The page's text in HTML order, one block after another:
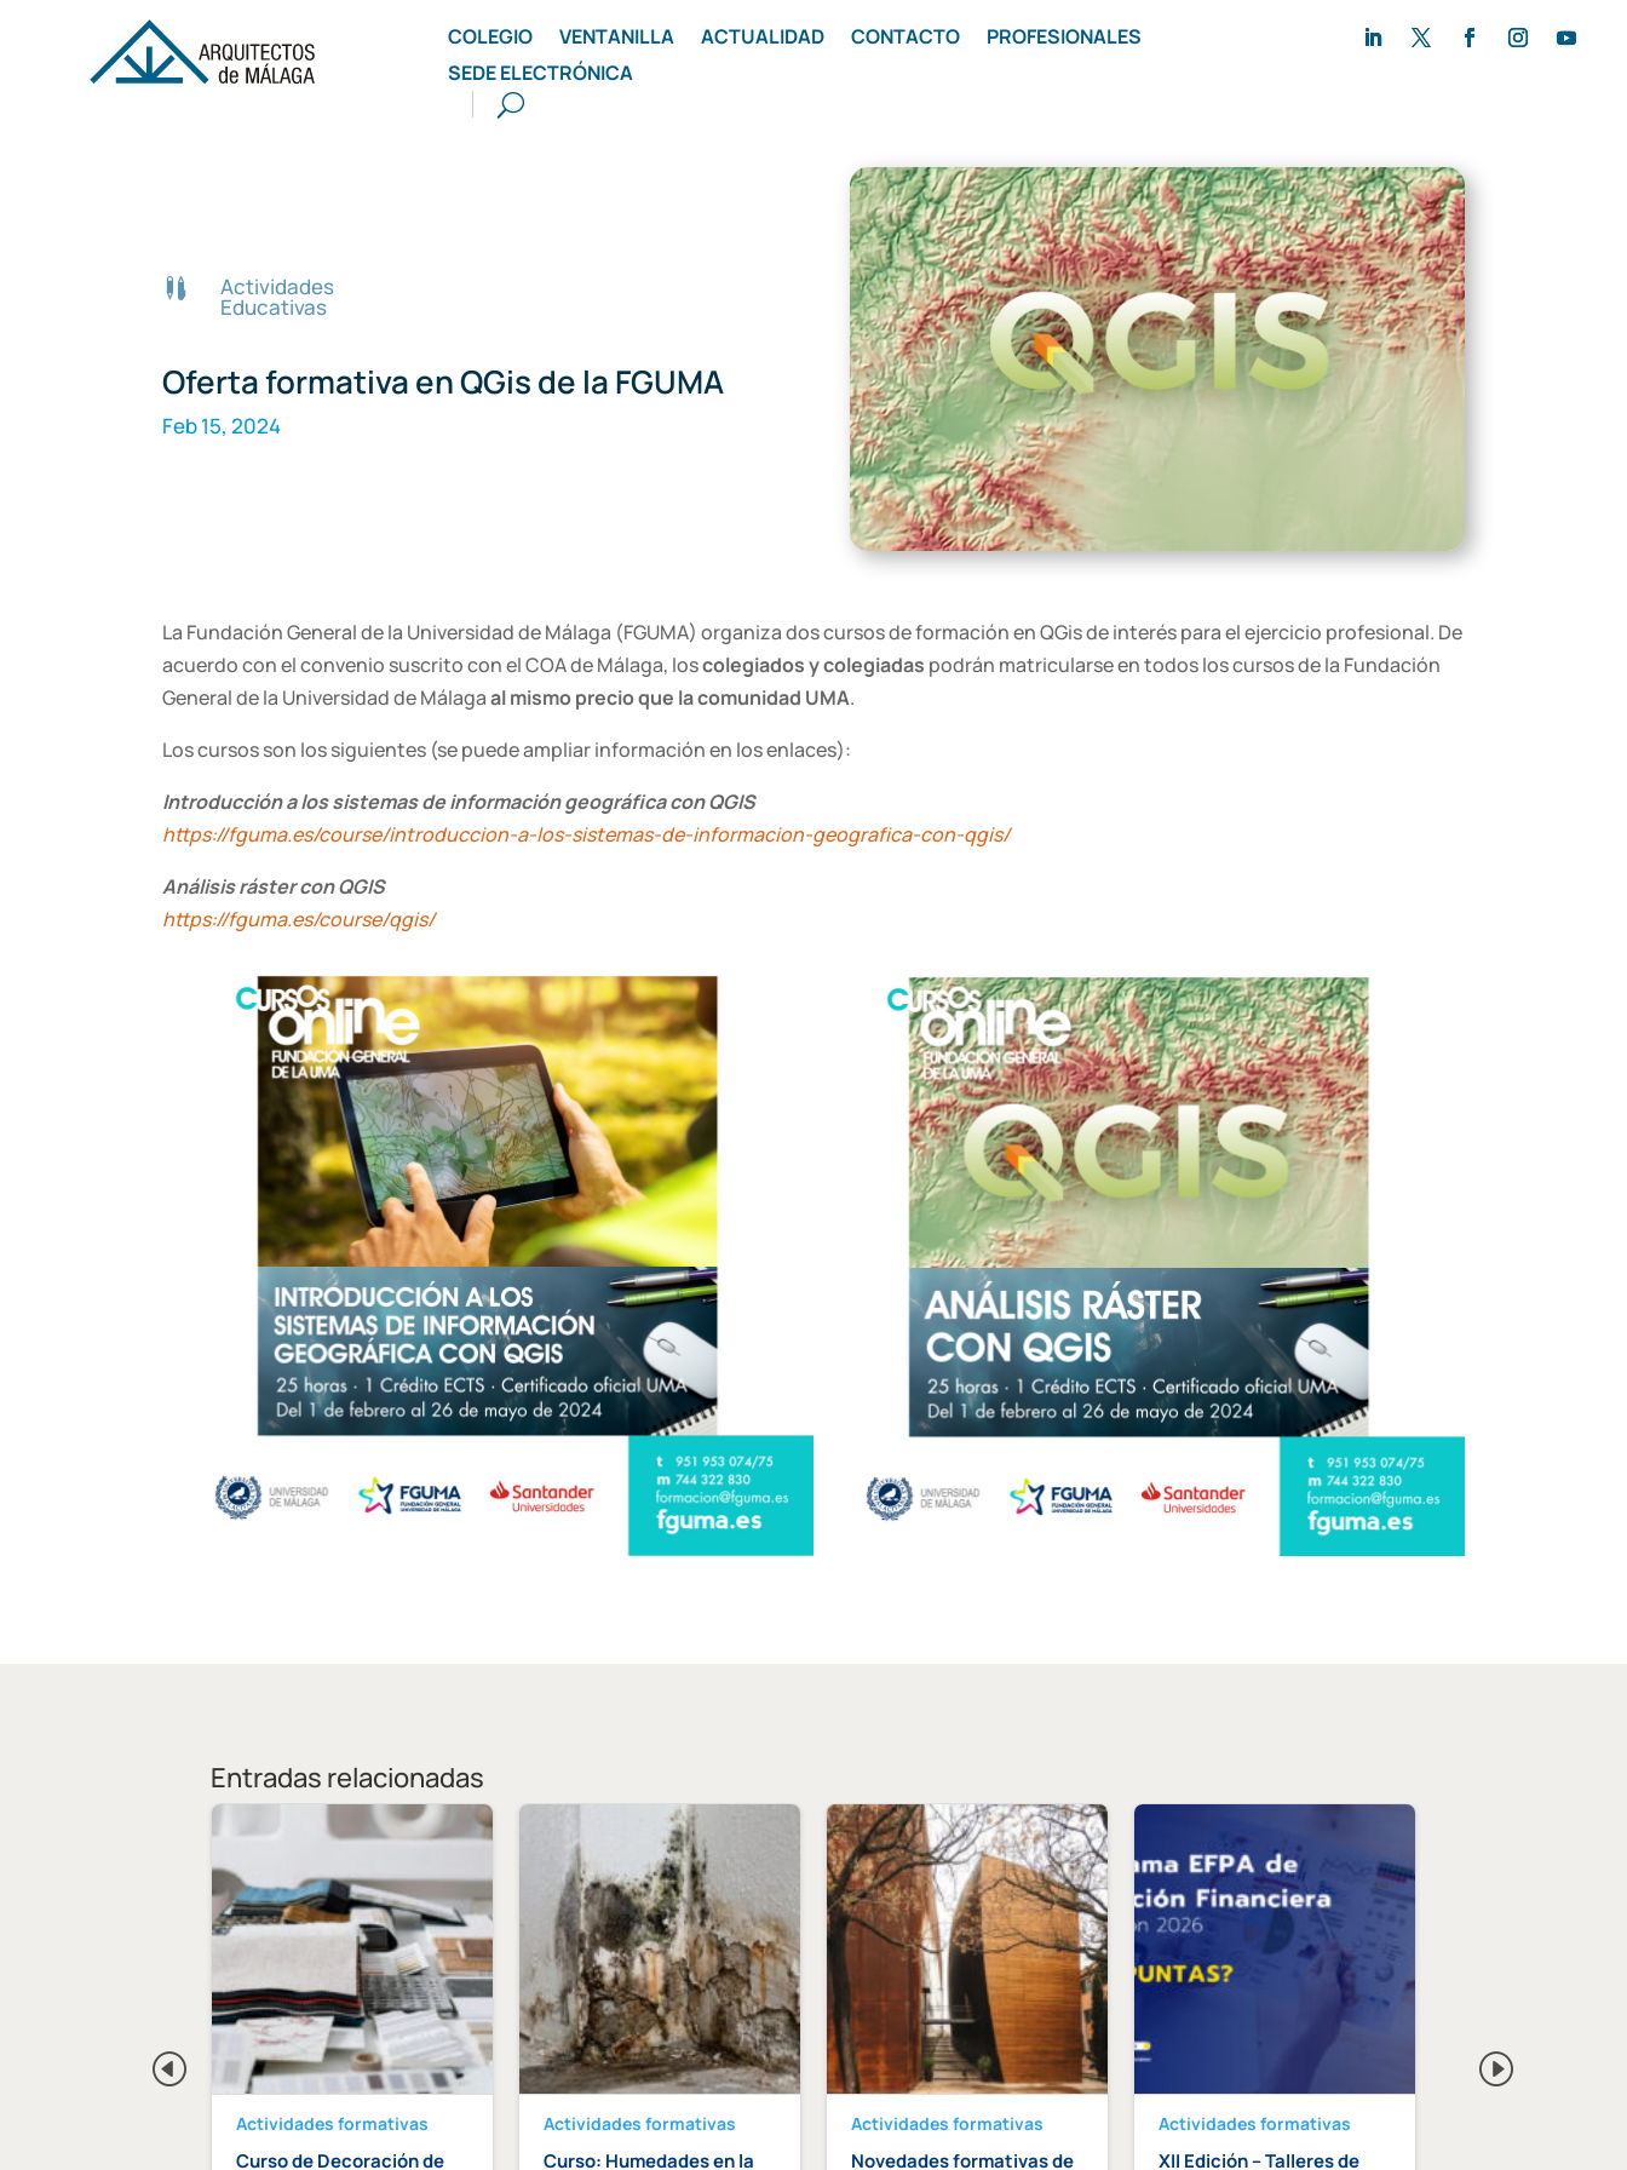
COLEGIO VENTANILLA ACTUALIDAD CONTACTO
PROFESIONALES
SEDE ELECTRÓNICA
 Actividades
Educativas
Oferta formativa en QGis de la FGUMA
Feb 15, 2024
La Fundación General de la Universidad de Málaga (FGUMA) organiza dos cursos de formación en QGis de interés para el ejercicio profesional. De
acuerdo con el convenio suscrito con el COA de Málaga, loscolegiados y colegiadas podrán matricularse en todos los cursos de la Fundación
General de la Universidad de Málagaal mismo precio que la comunidad UMA.
Los cursos son los siguientes (se puede ampliar información en los enlaces):
Introducción a los sistemas de información geográfica con QGIS
https://fguma.es/course/introduccion-a-los-sistemas-de-informacion-geografica-con-qgis/
Análisis ráster con QGIS
https://fguma.es/course/qgis/
Entradas relacionadas
Actividades formativas
Curso de Decoración de
Actividades formativas
Curso: Humedades en la
Actividades formativas
Novedades formativas de
Actividades formativas
XII Edición – Talleres de